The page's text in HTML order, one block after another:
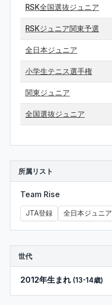
RSK全国選抜ジュニア
RSKジュニア関東予選
全日本ジュニア
小学生テニス選手権
関東ジュニア
全国選抜ジュニア
所属リスト
Team Rise
JTA登録 全日本ジュニ
世代
2012年生まれ (13-14歳)